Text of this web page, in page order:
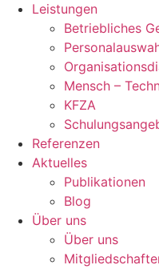
Leistungen
Betriebliches
Mensch –
KFZA
Referenzen
Aktuelles
Publikationen
Blog
Über uns
Über uns